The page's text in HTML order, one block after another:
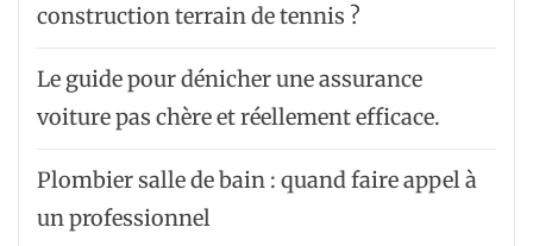
construction terrain de tennis ?
Le guide pour dénicher une assurance
voiture pas chère et réellement efficace.
Plombier salle de bain : quand faire appel à
un professionnel